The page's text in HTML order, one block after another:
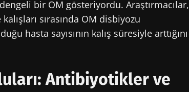
bir OM gösteriyordu. Araştırmacılar,
sırasında OM disbiyozu
hasta sayısının kalış süresiyle arttığını
Antibiyotikler ve
için "Microbiota Digest" ve "Sağlık